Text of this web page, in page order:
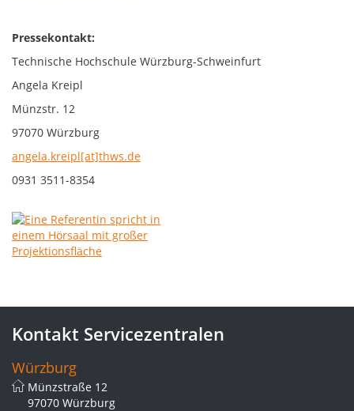
Pressekontakt:
Technische Hochschule Würzburg-Schweinfurt
Angela Kreipl
Münzstr. 12
97070 Würzburg
angela.kreipl[at]thws.de
0931 3511-8354
Kontakt Servicezentralen
Würzburg
Münzstraße 12
97070 Würzburg